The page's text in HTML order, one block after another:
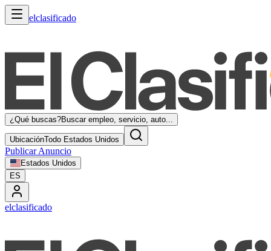
elclasificado
¿Qué buscas?Buscar empleo, servicio, auto...
UbicaciónTodo Estados Unidos
Publicar Anuncio
Estados Unidos
ES
elclasificado